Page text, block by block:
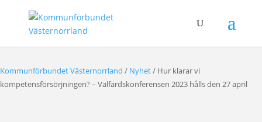
Kommunförbundet Västernorrland / Nyhet/ Hur klarar vi
kompetensförsörjningen? – Välfärdskonferensen 2023 hålls den 27 april